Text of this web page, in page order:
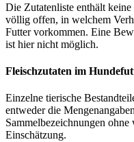
Die Zutatenliste enthält
völlig offen, in welchem
Futter vorkommen. Eine
ist hier nicht möglich.
Fleischzutaten im
Einzelne tierische
entweder die
Sammelbezeichnungen
Einschätzung.